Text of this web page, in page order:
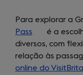
Para explorar a
Pass (opens
in
a
new
é a
diversos, com
relação às
online do